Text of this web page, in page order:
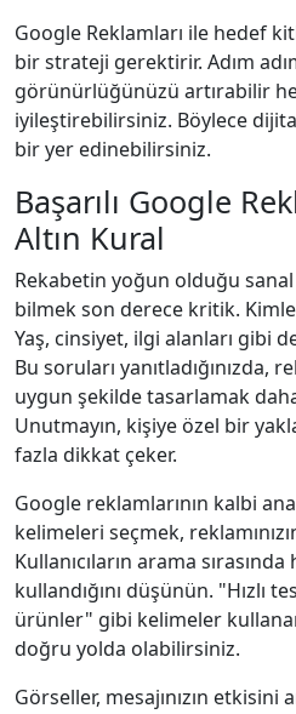
Google Reklamları ile hedef
bir strateji gerektirir. Adım
görünürlüğünüzü artırabilir
iyileştirebilirsiniz. Böylece
bir yer edinebilirsiniz.
Başarılı Google
Altın Kural
Rekabetin yoğun olduğu
bilmek son derece kritik.
Yaş, cinsiyet, ilgi alanları gibi
Bu soruları yanıtladığınızda,
uygun şekilde tasarlamak
Unutmayın, kişiye özel bir
fazla dikkat çeker.
Google reklamlarının kalbi
kelimeleri seçmek,
Kullanıcıların arama
kullandığını düşünün. "Hızlı
ürünler" gibi kelimeler
doğru yolda olabilirsiniz.
Görseller, mesajınızın